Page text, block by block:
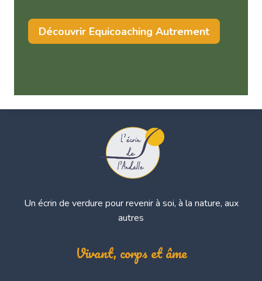
Découvrir Equicoaching Autrement
Un écrin de verdure pour revenir à soi, à la nature, aux
autres
Vivant, corps et âme